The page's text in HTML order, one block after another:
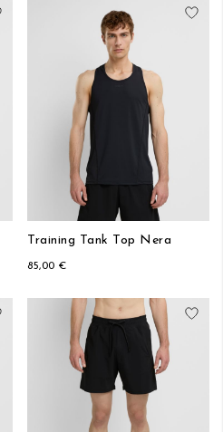
Aggiungi alla lista desideri
Training Tank Top Nera
85,00 €
Aggiungi alla lista desideri